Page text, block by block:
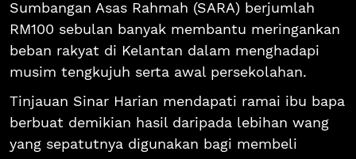
Sumbangan Asas Rahmah (SARA) berjumlah
RM100 sebulan banyak membantu meringankan
beban rakyat di Kelantan dalam menghadapi
musim tengkujuh serta awal persekolahan.
Tinjauan Sinar Harian mendapati ramai ibu bapa
berbuat demikian hasil daripada lebihan wang
yang sepatutnya digunakan bagi membeli